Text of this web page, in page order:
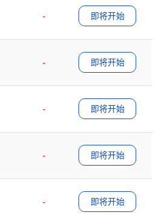
-
即将开始
-
即将开始
-
即将开始
-
即将开始
-
即将开始